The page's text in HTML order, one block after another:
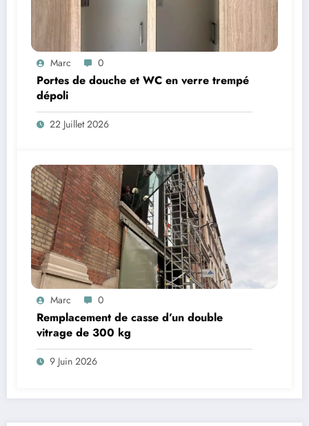
Marc 0
Portes de douche et WC en verre trempé
dépoli
22 Juillet 2026
Marc 0
Remplacement de casse d’un double
vitrage de 300 kg
9 Juin 2026